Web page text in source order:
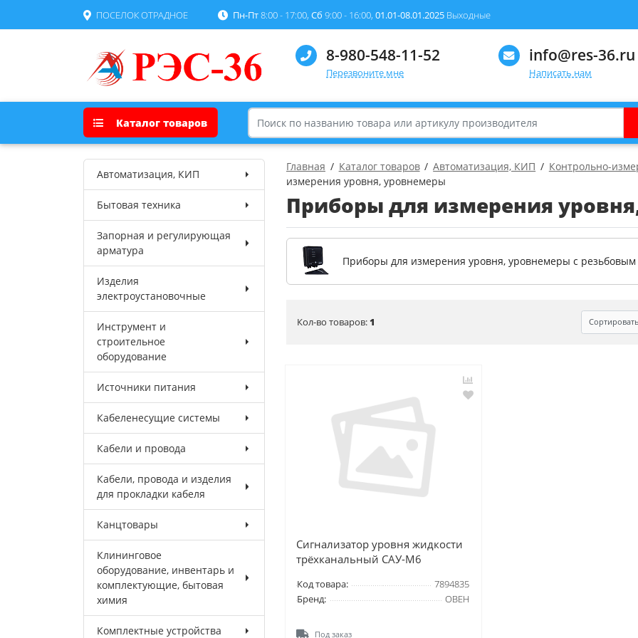
ПОСЕЛОК ОТРАДНОЕ Пн-Пт8:00 - 17:00, Сб 9:00 - 16:00, 01.01-08.01.2025 Выходные
8-980-548-11-52
Перезвоните мне
info@res-36.ru
Написать нам
Каталог товаров
Главная Каталог товаров Автоматизация, КИП
Контрольно-
измерения уровня, уровнемеры
Приборы для измерения
Приборы для измерения уровня, уровнемеры с
Кол-во товаров:1
Сигнализатор уровня жидкости
трёхканальный САУ-М6
Код товара:
7894835
Бренд:
ОВЕН
Под заказ
Автоматизация, КИП
Бытовая техника
Запорная и регулирующая
арматура
Изделия
электроустановочные
Инструмент и
строительное
оборудование
Источники питания
Кабеленесущие системы
Кабели и провода
Кабели, провода и изделия
для прокладки кабеля
Канцтовары
Клининговое
оборудование, инвентарь и
комплектующие, бытовая
химия
Комплектные устройства